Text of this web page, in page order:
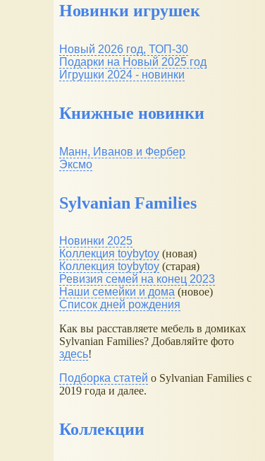
Новинки игрушек
Новый 2026 год, ТОП-30
Подарки на Новый 2025 год
Игрушки 2024 - новинки
Книжные новинки
Манн, Иванов и Фербер
Эксмо
Sylvanian Families
Новинки 2025
Коллекция toybytoy (новая)
Коллекция toybytoy (старая)
Ревизия семей на конец 2023
Наши семейки и дома (новое)
Список дней рождения
Как вы расставляете мебель в домиках
Sylvanian Families? Добавляйте фото
здесь!
Подборка статей о Sylvanian Families с
2019 года и далее.
Коллекции